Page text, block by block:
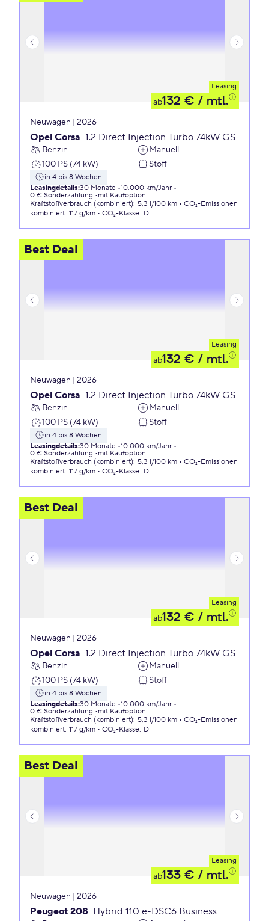
Leasing
ab132 € / mtl.
Neuwagen | 2026
Opel Corsa 1.2 Direct Injection Turbo 74kW GS
Benzin
Manuell
100 PS (74 kW)
Stoff
in 4 bis 8 Wochen
Leasingdetails:30 Monate 10.000 km/Jahr
0 € Sonderzahlung
mit Kaufoption
Kraftstoffverbrauch (kombiniert): 5,3 l/100 km
CO₂-Emissionen
kombiniert: 117 g/km CO₂-Klasse: D
Best Deal
Leasing
ab132 € / mtl.
Neuwagen | 2026
Opel Corsa 1.2 Direct Injection Turbo 74kW GS
Benzin
Manuell
100 PS (74 kW)
Stoff
in 4 bis 8 Wochen
Leasingdetails:30 Monate 10.000 km/Jahr
0 € Sonderzahlung
mit Kaufoption
Kraftstoffverbrauch (kombiniert): 5,3 l/100 km
CO₂-Emissionen
kombiniert: 117 g/km CO₂-Klasse: D
Best Deal
Leasing
ab132 € / mtl.
Neuwagen | 2026
Opel Corsa 1.2 Direct Injection Turbo 74kW GS
Benzin
Manuell
100 PS (74 kW)
Stoff
in 4 bis 8 Wochen
Leasingdetails:30 Monate 10.000 km/Jahr
0 € Sonderzahlung
mit Kaufoption
Kraftstoffverbrauch (kombiniert): 5,3 l/100 km
CO₂-Emissionen
kombiniert: 117 g/km CO₂-Klasse: D
Best Deal
Leasing
ab133 € / mtl.
Neuwagen | 2026
Peugeot 208 Hybrid 110 e-DSC6 Business